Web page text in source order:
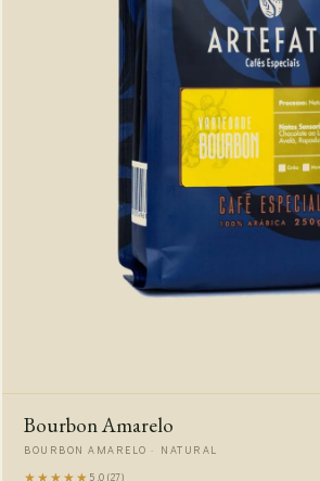
Bourbon Amarelo
BOURBON AMARELO · NATURAL
★★★★★ 5,0 (27)